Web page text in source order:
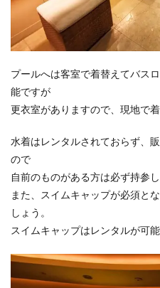
プールへは客室で着替えてバス
能ですが
更衣室がありますので、現地で
水着はレンタルされておらず、
ので
自前のものがある方は必ず持参し
また、スイムキャップが必須と
しょう。
スイムキャップはレンタルが可能